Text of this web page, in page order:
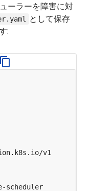
ーラーを障害に対
として保存
:
v1
scheduler